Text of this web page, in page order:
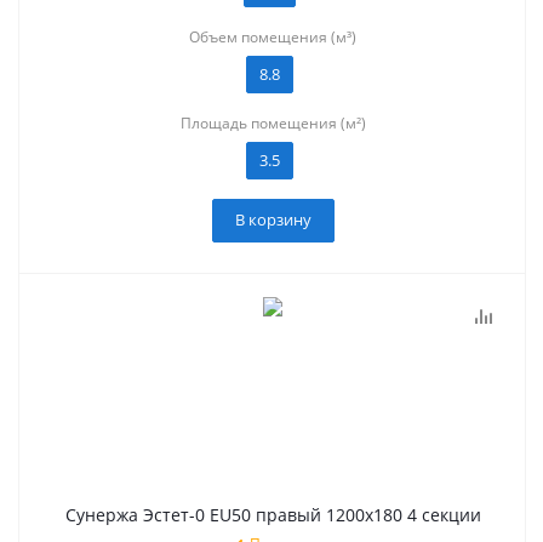
Объем помещения (м³)
8.8
Площадь помещения (м²)
3.5
В корзину
Сунержа Эстет-0 EU50 правый 1200х180 4 секции